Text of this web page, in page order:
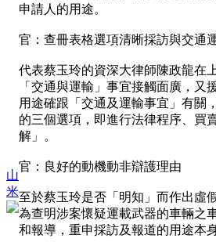
山
米
申請人的用途。
官：查冊表格選項清晰採訪與交通
代表蔡玉玲的資深大律師陳政龍在
「交通與運輸」事宜接觸面廣，
用途確跟「交通及運輸事宜」有關
的三個選項，即進行法律程序、買
解」。
官：良好的動機動非辯護理由
至於蔡玉玲是否「明知」而作出虛
為查明涉案懷疑運載武器的車輛之
和報導，重申採訪及報道的用途本